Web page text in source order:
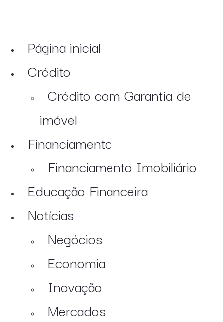
Página inicial
Crédito
Crédito com Garantia de
imóvel
Financiamento
Financiamento Imobiliário
Educação Financeira
Notícias
Negócios
Economia
Inovação
Mercados